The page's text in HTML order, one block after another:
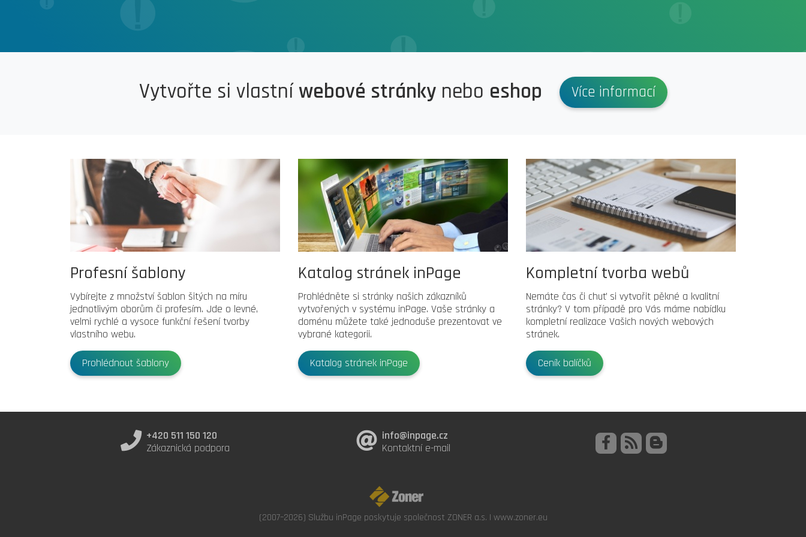
Vytvořte si vlastníwebové stránkynebo eshop Více informací
Profesní šablony
Vybírejte z množství šablon šitých na míru
jednotlivým oborům či profesím. Jde o levné,
velmi rychlé a vysoce funkční řešení tvorby
vlastního webu.
Prohlédnout šablony
Katalog stránek inPage
Prohlédněte si stránky našich zákazníků
vytvořených v systému inPage. Vaše stránky a
doménu můžete také jednoduše prezentovat ve
vybrané kategorii.
Katalog stránek inPage
Kompletní tvorba webů
Nemáte čas či chuť si vytvořit pěkné a kvalitní
stránky? V tom případě pro Vás máme nabídku
kompletní realizace Vašich nových webových
stránek.
Ceník balíčků
+420 511 150 120
Zákaznická podpora
info@inpage.cz
Kontaktní e-mail
(2007–2026) Službu inPage poskytuje společnost ZONER a.s. | www.zoner.eu